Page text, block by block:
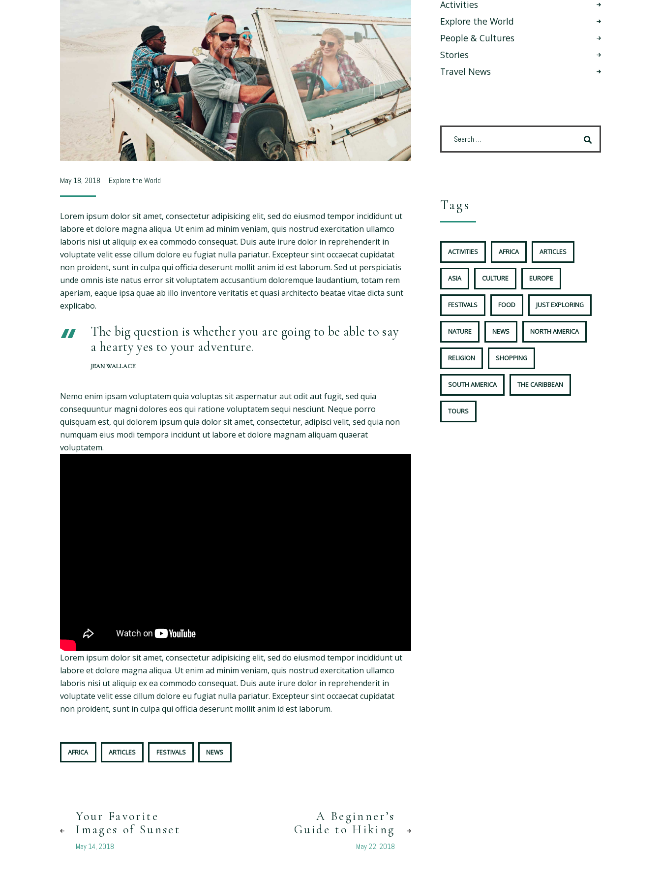
May 18, 2018 Explore the World
Lorem ipsum dolor sit amet, consectetur adipisicing elit, sed do eiusmod tempor incididunt ut
labore et dolore magna aliqua. Ut enim ad minim veniam, quis nostrud exercitation ullamco
laboris nisi ut aliquip ex ea commodo consequat. Duis aute irure dolor in reprehenderit in
voluptate velit esse cillum dolore eu fugiat nulla pariatur. Excepteur sint occaecat cupidatat
non proident, sunt in culpa qui officia deserunt mollit anim id est laborum. Sed ut perspiciatis
unde omnis iste natus error sit voluptatem accusantium doloremque laudantium, totam rem
aperiam, eaque ipsa quae ab illo inventore veritatis et quasi architecto beatae vitae dicta sunt
explicabo.
The big question is whether you are going to be able to say
a hearty yes to your adventure.
JEAN WALLACE
Nemo enim ipsam voluptatem quia voluptas sit aspernatur aut odit aut fugit, sed quia
consequuntur magni dolores eos qui ratione voluptatem sequi nesciunt. Neque porro
quisquam est, qui dolorem ipsum quia dolor sit amet, consectetur, adipisci velit, sed quia non
numquam eius modi tempora incidunt ut labore et dolore magnam aliquam quaerat
voluptatem.
Lorem ipsum dolor sit amet, consectetur adipisicing elit, sed do eiusmod tempor incididunt ut
labore et dolore magna aliqua. Ut enim ad minim veniam, quis nostrud exercitation ullamco
laboris nisi ut aliquip ex ea commodo consequat. Duis aute irure dolor in reprehenderit in
voluptate velit esse cillum dolore eu fugiat nulla pariatur. Excepteur sint occaecat cupidatat
non proident, sunt in culpa qui officia deserunt mollit anim id est laborum.
AFRICA ARTICLES FESTIVALS NEWS
Your Favorite
Images of Sunset
May 14, 2018
A Beginner’s
Guide to Hiking
May 22, 2018
Activities
Explore the World
People & Cultures
Stories
Travel News
Tags
ACTIVITIES AFRICA ARTICLES
ASIA CULTURE EUROPE
FESTIVALS FOOD JUST EXPLORING
NATURE NEWS NORTH AMERICA
RELIGION SHOPPING
SOUTH AMERICA THE CARIBBEAN
TOURS